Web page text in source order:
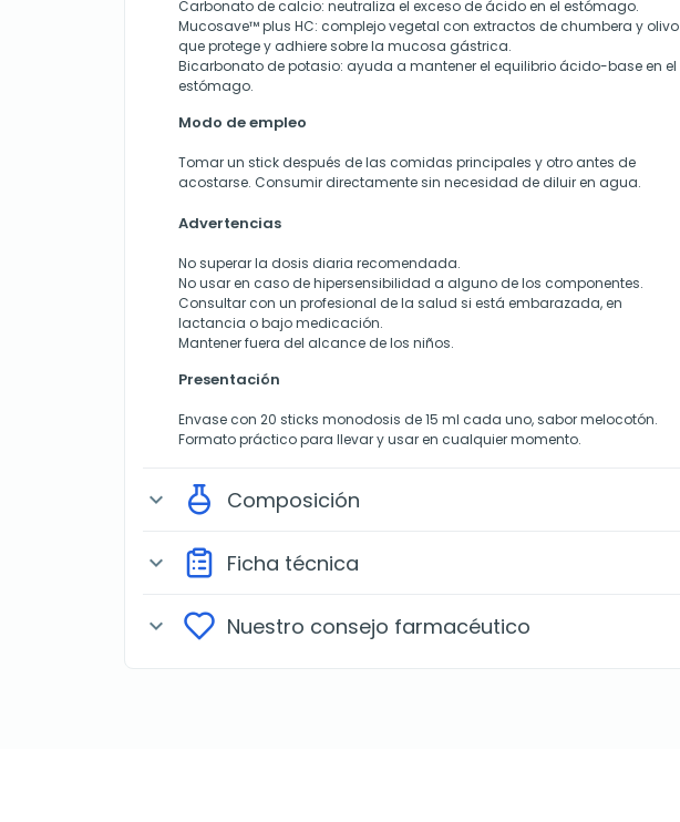
Carbonato de calcio: neutraliza el exceso de ácido en el estómago.
Mucosave™ plus HC: complejo vegetal con extractos de chumbera y olivo
que protege y adhiere sobre la mucosa gástrica.
Bicarbonato de potasio: ayuda a mantener el equilibrio ácido-base en el
estómago.
Modo de empleo
Tomar un stick después de las comidas principales y otro antes de
acostarse. Consumir directamente sin necesidad de diluir en agua.
Advertencias
No superar la dosis diaria recomendada.
No usar en caso de hipersensibilidad a alguno de los componentes.
Consultar con un profesional de la salud si está embarazada, en
lactancia o bajo medicación.
Mantener fuera del alcance de los niños.
Presentación
Envase con 20 sticks monodosis de 15 ml cada uno, sabor melocotón.
Formato práctico para llevar y usar en cualquier momento.
expand_more Composición
expand_more Ficha técnica
expand_more Nuestro consejo farmacéutico